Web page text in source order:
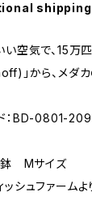
い空気で、15万
」から、メダ
：BD-0801-
鉢 Mサイズ
ッシュファーム